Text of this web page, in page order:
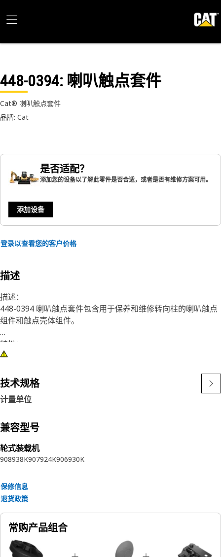
448-0394: 喇叭触点套件
Cat® 喇叭触点套件
品牌: Cat
是否适配？
添加您的设备以了解此零件是否合适，或者是否有维修方案可用。
添加设备
登录以查看您的客户价格
描述
描述：
448-0394 喇叭触点套件包含用于保养和维修转向柱的喇叭触点
组件和触点壳体组件。
特性：
我们的套件在设计时力求方便：进行预包装、通过一个零件号订
技术规格
计量单位
兼容型号
轮式装载机
908938K907924K906930K
保修信息
退货政策
常购产品组合